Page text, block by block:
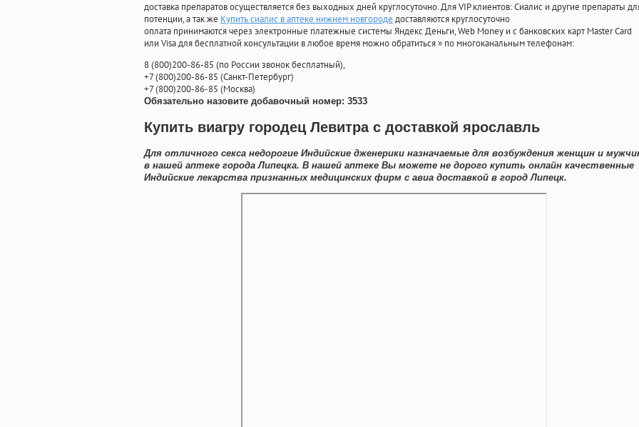
доставка препаратов осуществляется без выходных дней круглосуточно. Для VIP клиентов: Сиалис и другие препараты
потенции, а так же Купить сиалис в аптеке нижнем новгороде доставляются круглосуточно
оплата принимаются через электронные платежные системы Яндекс Деньги, Web Money и с банковских карт Master Card
или Visa для бесплатной консультации в любое время можно обратиться» по многоканальным телефонам:
8(800)200-86-85 (по России звонок бесплатный),
+7(800)200-86-85 (Санкт-Петербург)
+7(800)200-86-85 (Москва)
Обязательно назовите добавочный номер: 3533
Купить виагру городец Левитра с доставкой ярославль
Для отличного секса недорогие Индийские дженерики назначаемые для возбуждения женщин и
в нашей аптеке города Липецка. В нашей аптеке Вы можете не дорого купить онлайн качественные
Индийские лекарства признанных медицинских фирм с авиа доставкой в город Липецк.